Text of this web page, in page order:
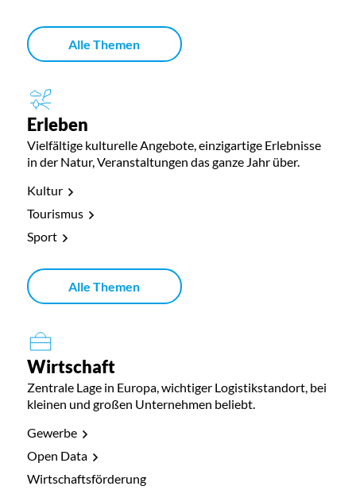
Alle Themen
Erleben
Vielfältige kulturelle Angebote, einzigartige Erlebnisse
in der Natur, Veranstaltungen das ganze Jahr über.
Kultur
Tourismus
Sport
Alle Themen
Wirtschaft
Zentrale Lage in Europa, wichtiger Logistikstandort, bei
kleinen und großen Unternehmen beliebt.
Gewerbe
Open Data
Wirtschaftsförderung